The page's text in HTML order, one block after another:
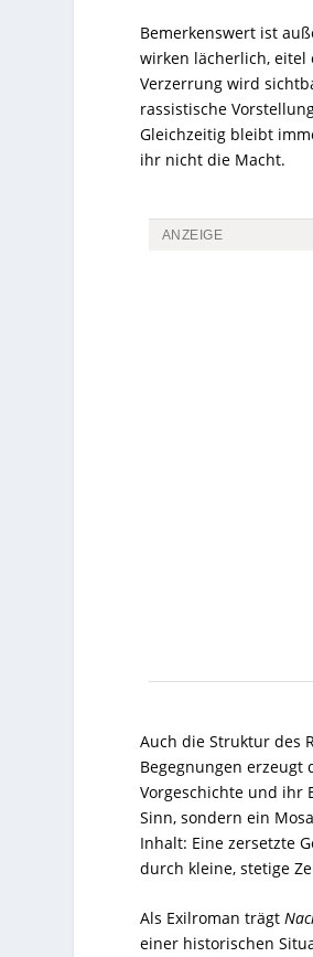
Bemerkenswert ist
wirken lächerlich, eitel
Verzerrung wird
rassistische
Gleichzeitig bleibt
ihr nicht die Macht.
ANZEIGE
Auch die Struktur des
Begegnungen erzeugt
Vorgeschichte und ihr
Sinn, sondern ein
Inhalt: Eine zersetzte
durch kleine, stetige
Als Exilroman trägt
einer historischen